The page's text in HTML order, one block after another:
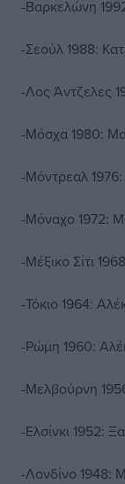
-Βαρκελώνη
-Σεούλ 1988:
-Λος Άντζελες
-Μόσχα 1980:
-Μόντρεαλ
-Μόναχο 1972:
-Μέξικο Σίτι
-Τόκιο 1964:
-Ρώμη 1960:
-Μελβούρνη
-Ελσίνκι 1952:
-Λονδίνο 1948: